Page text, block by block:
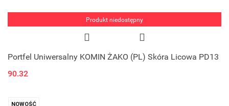
Produkt niedostępny
Portfel Uniwersalny KOMIN ŻAKO (PL) Skóra Licowa PD13
90.32
NOWOŚĆ